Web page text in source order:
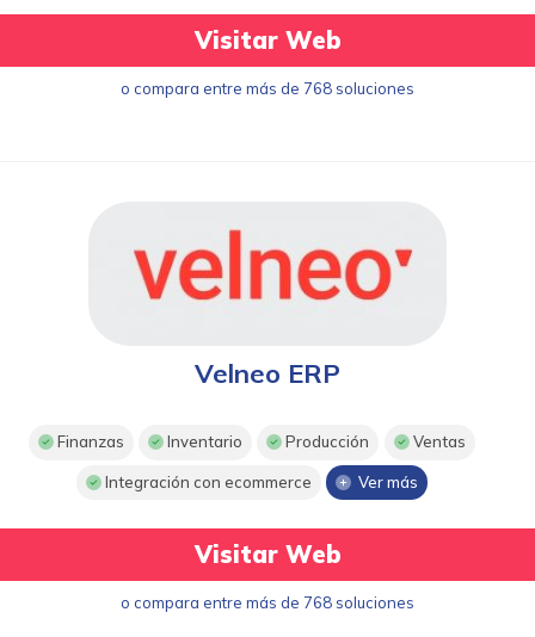
Visitar Web
o compara entre más de 768 soluciones
Velneo ERP
Finanzas Inventario Producción Ventas
Integración con ecommerce Ver más
Visitar Web
o compara entre más de 768 soluciones